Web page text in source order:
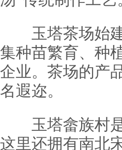
玉塔茶场始建
集种苗繁育、种
企业。茶场的产
名遐迩。
玉塔畲族村是
这里还拥有南北